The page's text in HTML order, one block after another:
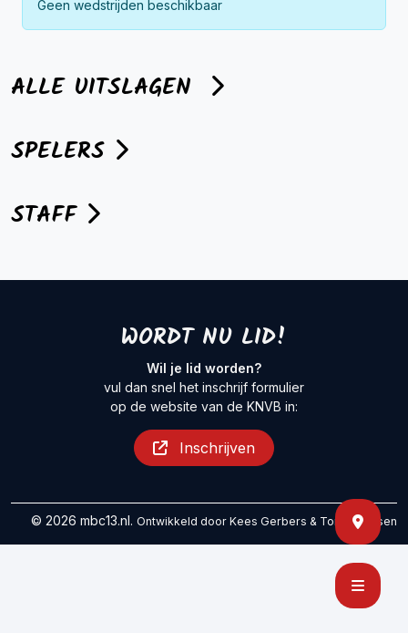
Geen wedstrijden beschikbaar
ALLE UITSLAGEN
SPELERS
STAFF
WORDT NU LID!
Wil je lid worden?
vul dan snel het inschrijf formulier
op de website van de KNVB in:
Inschrijven
© 2026 mbc13.nl. Ontwikkeld door Kees Gerbers & Tom Maessen